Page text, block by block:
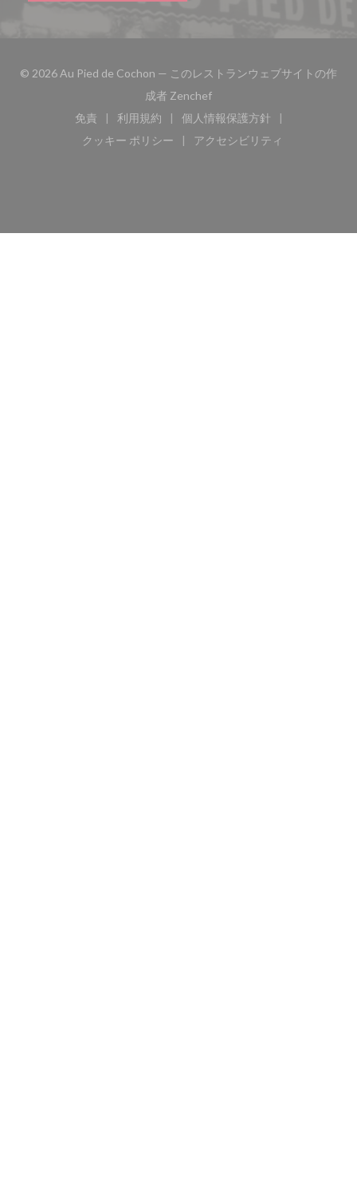
© 2026 Au Pied de Cochon — このレストランウェブサイトの作
成者 Zenchef((新しいウィンドウで開きま
免責
((新しいウィンドウで開きます))
利用規約
((新しいウィンドウで開きます))
個人情報保護方針
((新しいウィンドウで開
クッキー ポリシー
((新しいウィンドウで開きます))
アクセシビリティ
((新しいウィンドウで